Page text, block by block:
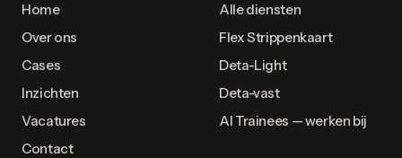
Home
Over ons
Cases
Inzichten
Vacatures
Contact
Alle diensten
Flex Strippenkaart
Deta-Light
Deta-vast
AI Trainees — werken bij